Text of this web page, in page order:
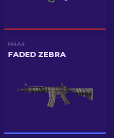
M4A4
FADED ZEBRA